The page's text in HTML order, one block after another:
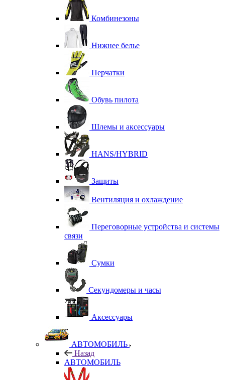
Комбинезоны
Нижнее белье
Перчатки
Обувь пилота
Шлемы и аксессуары
HANS/HYBRID
Защиты
Вентиляция и охлаждение
Переговорные устройства и системы
связи
Сумки
Секундомеры и часы
Аксессуары
АВТОМОБИЛЬ
Назад
АВТОМОБИЛЬ